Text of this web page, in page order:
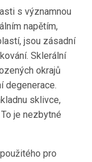
s významnou
napětím,
jsou zásadní
Sklerální
okrajů
degenerace.
sklivce,
je nezbytné
pro